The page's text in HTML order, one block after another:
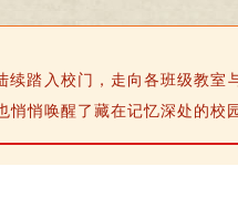
续踏入校门，走向各班级教
悄悄唤醒了藏在记忆深处的校